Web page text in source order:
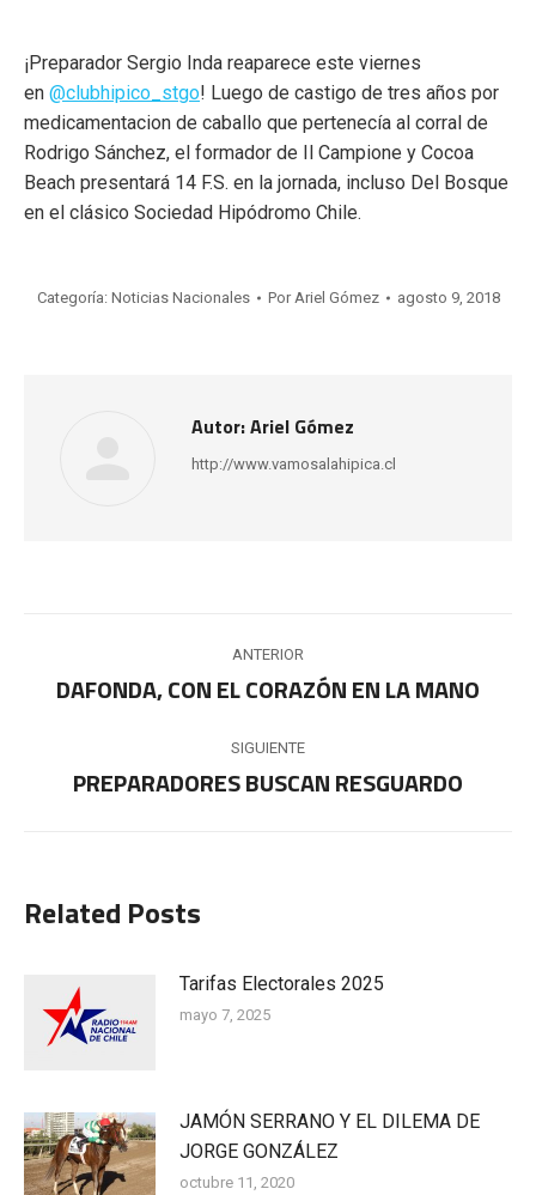
¡Preparador Sergio Inda reaparece este viernes
en @clubhipico_stgo! Luego de castigo de tres años por
medicamentacion de caballo que pertenecía al corral de
Rodrigo Sánchez, el formador de Il Campione y Cocoa
Beach presentará 14 F.S. en la jornada, incluso Del Bosque
en el clásico Sociedad Hipódromo Chile.
Categoría: Noticias Nacionales PorAriel Gómez agosto 9, 2018
Autor:Ariel Gómez
http://www.vamosalahipica.cl
entre
publicaciones
ANTERIOR
Publicación
DAFONDA, CON EL CORAZÓN EN LA MANO
SIGUIENTE
Publicación
PREPARADORES BUSCAN RESGUARDO
Related Posts
Tarifas Electorales 2025
mayo 7, 2025
JAMÓN SERRANO Y EL DILEMA DE
JORGE GONZÁLEZ
octubre 11, 2020